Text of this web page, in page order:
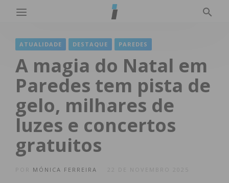
ATUALIDADE DESTAQUE PAREDES
A magia do Natal em
Paredes tem pista de
gelo, milhares de
luzes e concertos
gratuitos
MÓNICA FERREIRA